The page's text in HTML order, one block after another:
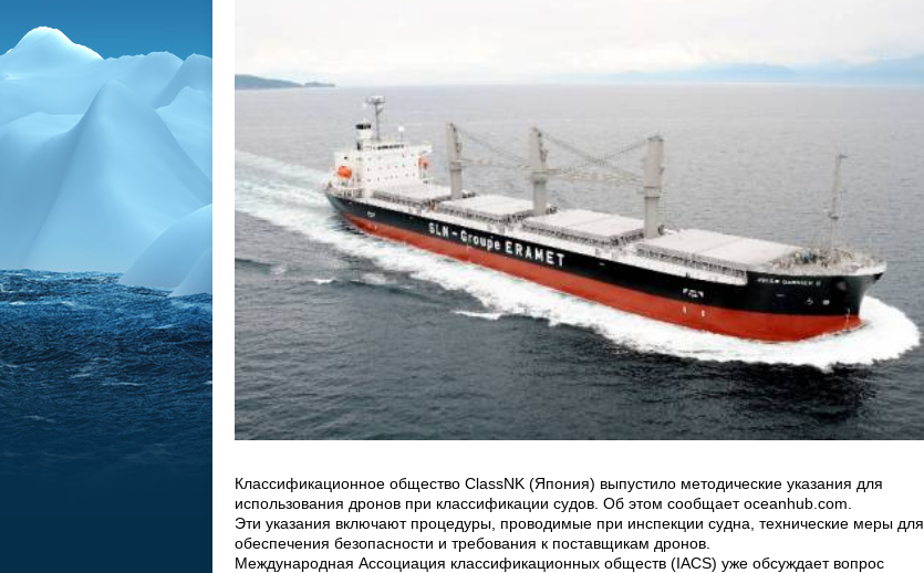
Классификационное общество ClassNK (Япония) выпустило методические указания для
использования дронов при классификации судов. Об этом сообщает oceanhub.com.
Эти указания включают процедуры, проводимые при инспекции судна, технические меры для
обеспечения безопасности и требования к поставщикам дронов.
Международная Ассоциация классификационных обществ (IACS) уже обсуждает вопрос